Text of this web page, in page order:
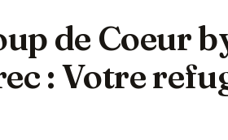
de Coeur
: Votre